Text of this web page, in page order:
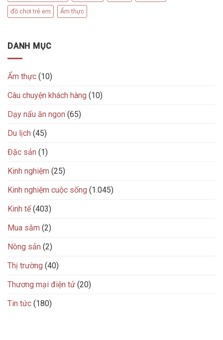
đồ chơi trẻ em Ẩm thực
DANH MỤC
Ẩm thực (10)
Câu chuyện khách hàng (10)
Dạy nấu ăn ngon (65)
Du lịch (45)
Đặc sản (1)
Kinh nghiệm (25)
Kinh nghiệm cuộc sống (1.045)
Kinh tế(403)
Mua sắm (2)
Nông sản (2)
Thị trường (40)
Thương mại điện tử (20)
Tin tức (180)